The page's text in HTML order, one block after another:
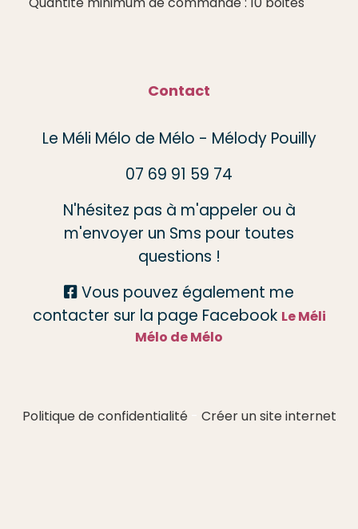
Contact
Le Méli Mélo de Mélo - Mélody Pouilly
07 69 91 59 74
N'hésitez pas à m'appeler ou à
m'envoyer un Sms pour toutes
questions !
 Vous pouvez également me
contacter sur la page Facebook Le Méli
Mélo de Mélo
Politique de confidentialité Créer un site internet